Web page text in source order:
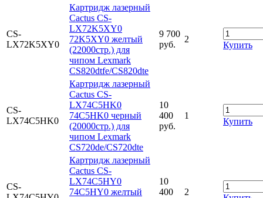
CS-
LX72K5XY0
Картридж лазерный
Cactus CS-
LX72K5XY0
72K5XY0 желтый
(22000стр.) для
чипом Lexmark
CS820dtfe/CS820dte
9 700
руб.
2
Купить
CS-
LX74C5HK0
Картридж лазерный
Cactus CS-
LX74C5HK0
74C5HK0 черный
(20000стр.) для
чипом Lexmark
CS720de/CS720dte
10
400
руб.
1
Купить
CS-
Картридж лазерный
Cactus CS-
LX74C5HY0
74C5HY0 желтый
10
400
2